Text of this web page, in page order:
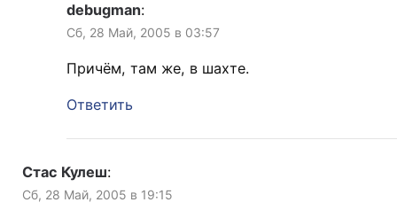
debugman:
Сб, 28 Май, 2005 в 03:57
Причём, там же, в шахте.
Ответить
Стас Кулеш:
Сб, 28 Май, 2005 в 19:15